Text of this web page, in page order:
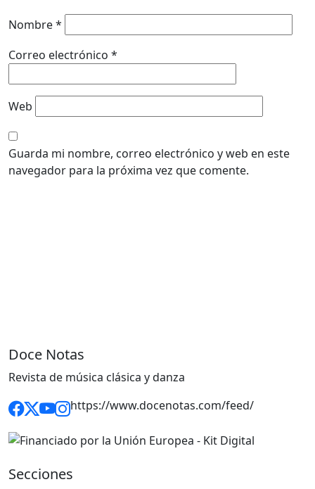
Nombre*
Correo electrónico *
Web
Guarda mi nombre, correo electrónico y web en este
navegador para la próxima vez que comente.
Doce Notas
Revista de música clásica y danza
https://www.docenotas.com/feed/
Secciones